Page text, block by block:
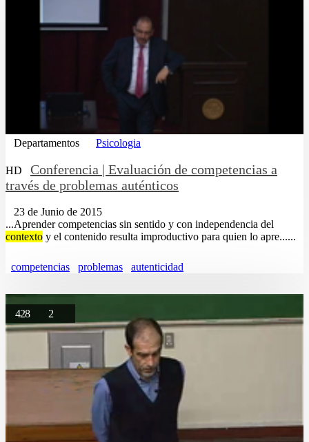
Departamentos Psicologia
HD
Conferencia | Evaluación de competencias a
través de problemas auténticos
23 de Junio de 2015
...Aprender competencias sin sentido y con independencia del
contexto y el contenido resulta improductivo para quien lo apre......
competencias problemas autenticidad
428 2